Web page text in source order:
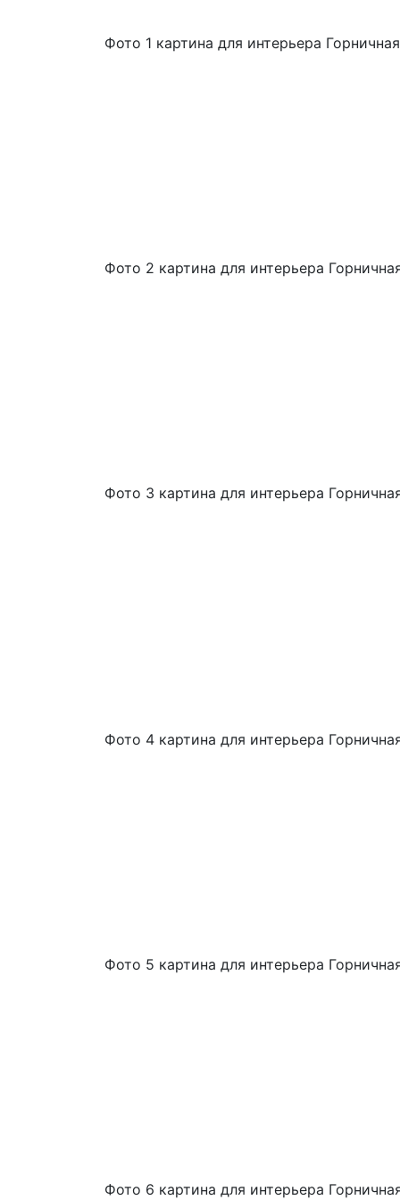
Фото 1 картина для интерьера Горничная
Фото 2 картина для интерьера
Фото 3 картина для интерьера
Фото 4 картина для интерьера
Фото 5 картина для интерьера
Фото 6 картина для интерьера